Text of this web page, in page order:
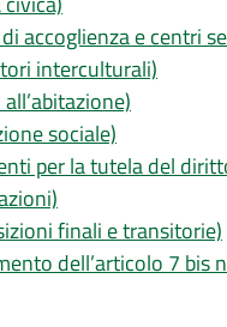
accoglienza e centri
interculturali)
sociale)
per la tutela del
finali e transitorie)
dell’articolo 7 bis